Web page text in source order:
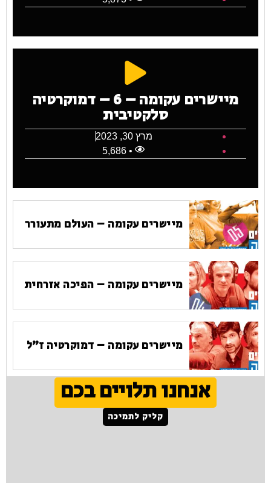
מיישרים עקומה – 6 – דמוקרטיה
סלקטיבית
מרץ 30, 2023
• 5,686
מיישרים עקומה – העולם מתעורר
מיישרים עקומה – הפיכה אזרחית
מיישרים עקומה – דמוקרטיה ז"ל
אנחנו תלויים בכם
קליק לתמיכה